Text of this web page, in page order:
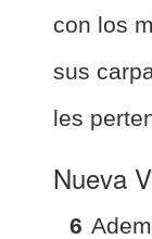
con los
sus
les
Nueva
6